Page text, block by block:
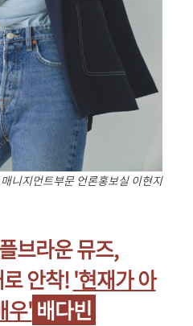
니지먼트부문 언론홍보실 이현지
브라운 뮤즈,
안착!'현재가 아
우'배다빈